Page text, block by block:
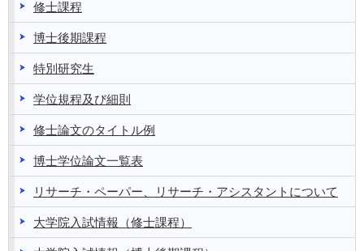
修士課程
博士後期課程
特別研究生
学位規程及び細則
修士論文のタイトル例
博士学位論文一覧表
リサーチ・ペーパー、リサーチ・アシスタントについて
大学院入試情報（修士課程）